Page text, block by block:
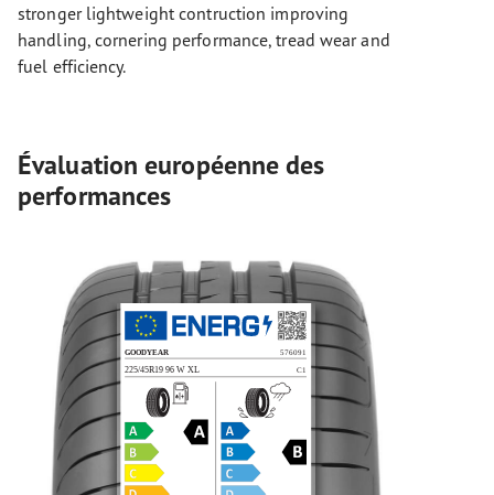
stronger lightweight contruction improving
handling, cornering performance, tread wear and
fuel efficiency.
Évaluation européenne des
performances